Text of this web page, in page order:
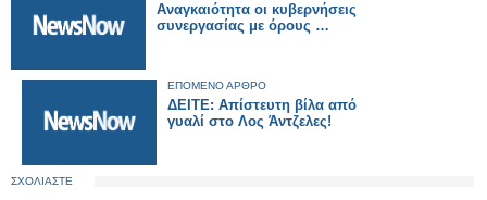
Αναγκαιότητα οι κυβερνήσεις
συνεργασίας με όρους …
ΕΠΟΜΕΝΟ ΑΡΘΡΟ
ΔΕΙΤΕ: Απίστευτη βίλα από
γυαλί στο Λος Άντζελες!
ΣΧΟΛΙΑΣΤΕ